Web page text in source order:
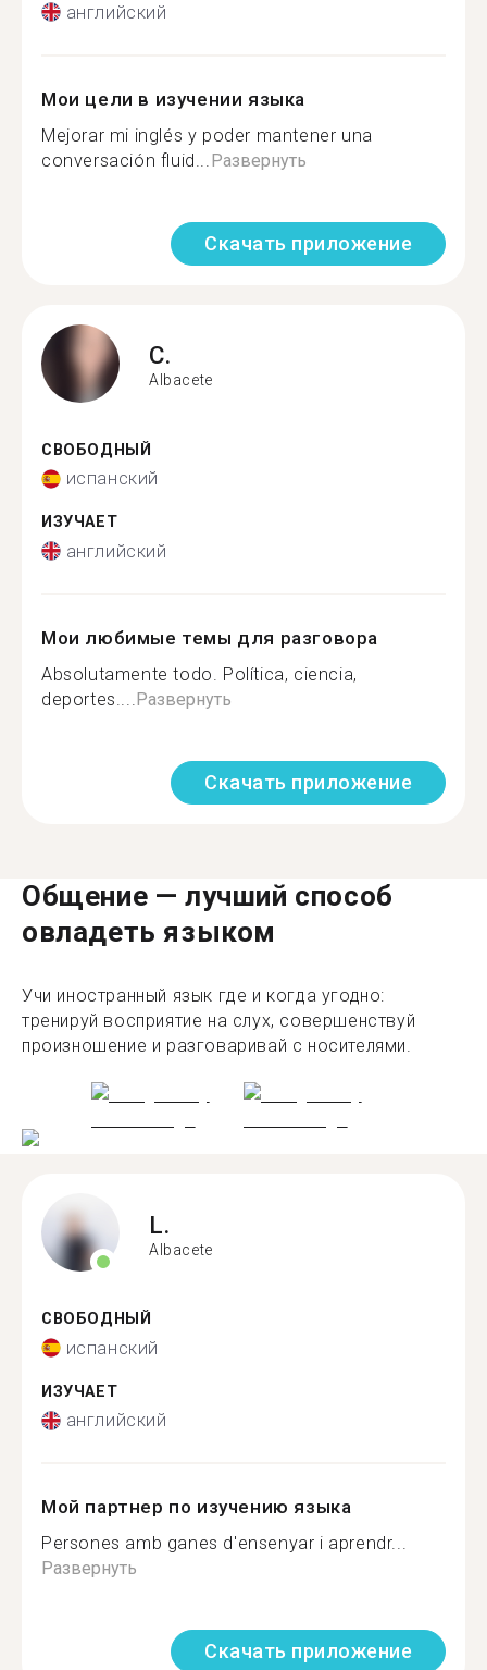
английский
Мои цели в изучении языка
Mejorar mi inglés y poder mantener una
conversación fluid... Развернуть
Скачать приложение
C.
Albacete
СВОБОДНЫЙ
испанский
ИЗУЧАЕТ
английский
Мои любимые темы для разговора
Absolutamente todo. Política, ciencia,
deportes.... Развернуть
Скачать приложение
Общение — лучший способ
овладеть языком
Учи иностранный язык где и когда угодно:
тренируй восприятие на слух, совершенствуй
произношение и разговаривай с носителями.
L.
Albacete
СВОБОДНЫЙ
испанский
ИЗУЧАЕТ
английский
Мой партнер по изучению языка
Persones amb ganes d'ensenyar i aprendr...
Развернуть
Скачать приложение